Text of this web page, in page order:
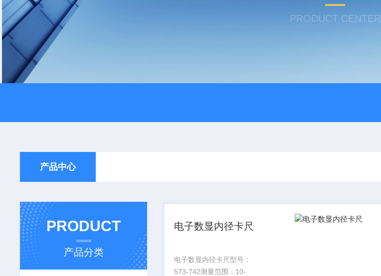
PRODUCT CENTER
产品中心
PRODUCT
产品分类
电子数显内径卡尺
电子数显内径卡尺型号：
573-742测量范围：10-